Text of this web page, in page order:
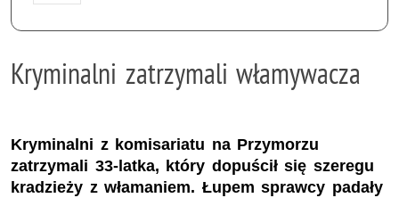
Kryminalni zatrzymali włamywacza
Kryminalni z komisariatu na Przymorzu
zatrzymali 33-latka, który dopuścił się szeregu
kradzieży z włamaniem. Łupem sprawcy padały